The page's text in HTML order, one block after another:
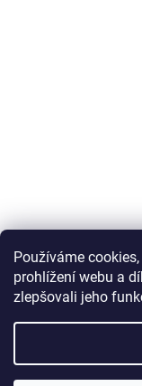
Používáme
prohlížení webu a
zlepšovali jeho
Copyright 2026